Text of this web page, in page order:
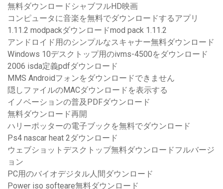
無料ダウンロードシャブフルHD映画
コンピュータに音楽を無料でダウンロードするアプリ
1.11.2 modpackダウンロードmod pack 1.11.2
アンドロイド用のシンプルなスキャナー無料ダウンロード
Windows 10デスクトップ用のivms-4500をダウンロード
2006 isda定義pdfダウンロード
MMS Androidフォンをダウンロードできません
隠しファイルのMACダウンロードを表示する
イノベーションの普及PDFダウンロード
無料ダウンロード再開
ハリーポッターの電子ブックを無料でダウンロード
Ps4 nascar heat 2ダウンロード
ウェブショットデスクトップ無料ダウンロードフルバージ
ョン
PC用のバイオデジタル人間ダウンロード
Power iso softeare無料ダウンロード